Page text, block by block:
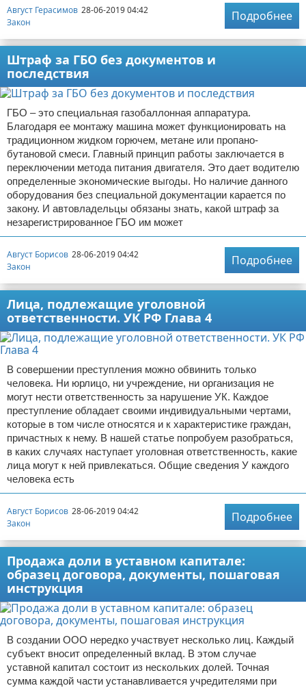
Август Герасимов 28-06-2019 04:42
Закон
Подробнее
Штраф за ГБО без документов и
последствия
ГБО – это специальная газобаллонная аппаратура.
Благодаря ее монтажу машина может функционировать на
традиционном жидком горючем, метане или пропано-
бутановой смеси. Главный принцип работы заключается в
переключении метода питания двигателя. Это дает водителю
определенные экономические выгоды. Но наличие данного
оборудования без специальной документации карается по
закону. И автовладельцы обязаны знать, какой штраф за
незарегистрированное ГБО им может
Август Борисов 28-06-2019 04:42
Закон
Подробнее
Лица, подлежащие уголовной
ответственности. УК РФ Глава 4
В совершении преступления можно обвинить только
человека. Ни юрлицо, ни учреждение, ни организация не
могут нести ответственность за нарушение УК. Каждое
преступление обладает своими индивидуальными чертами,
которые в том числе относятся и к характеристике граждан,
причастных к нему. В нашей статье попробуем разобраться,
в каких случаях наступает уголовная ответственность, какие
лица могут к ней привлекаться. Общие сведения У каждого
человека есть
Август Борисов 28-06-2019 04:42
Закон
Подробнее
Продажа доли в уставном капитале:
образец договора, документы, пошаговая
инструкция
В создании ООО нередко участвует несколько лиц. Каждый
субъект вносит определенный вклад. В этом случае
уставной капитал состоит из нескольких долей. Точная
сумма каждой части устанавливается учредителями при